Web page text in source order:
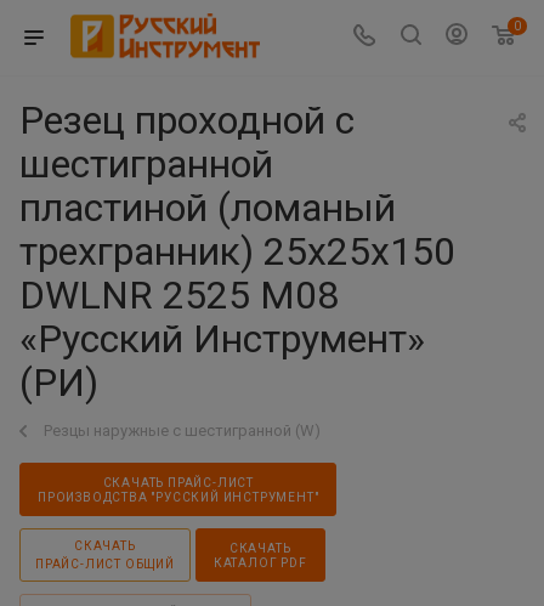
0
Резец проходной с
шестигранной
пластиной (ломаный
трехгранник) 25х25х150
DWLNR 2525 M08
«Русский Инструмент»
(РИ)
Резцы наружные с шестигранной (W)
СКАЧАТЬ ПРАЙС-ЛИСТ
ПРОИЗВОДСТВА "РУССКИЙ ИНСТРУМЕНТ"
СКАЧАТЬ
ПРАЙС-ЛИСТ ОБЩИЙ
СКАЧАТЬ
КАТАЛОГ PDF